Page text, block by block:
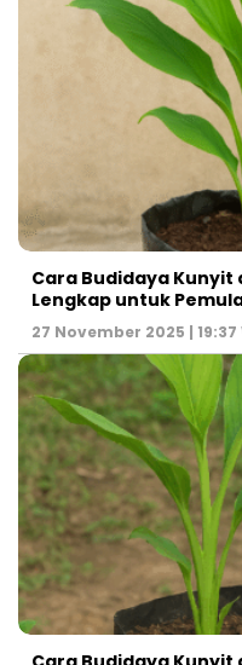
Cara Budidaya Kunyit
Lengkap untuk
27 November 2025 | 19:37